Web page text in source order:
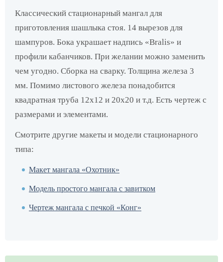
Классический стационарный мангал для
приготовления шашлыка стоя. 14 вырезов для
шампуров. Бока украшает надпись «Bralis» и
профили кабанчиков. При желании можно заменить
чем угодно. Сборка на сварку. Толщина железа 3
мм. Помимо листового железа понадобится
квадратная труба 12х12 и 20х20 и т.д. Есть чертеж с
размерами и элементами.
Смотрите другие макеты и модели стационарного
типа:
Макет мангала «Охотник»
Модель простого мангала с завитком
Чертеж мангала с печкой «Конг»